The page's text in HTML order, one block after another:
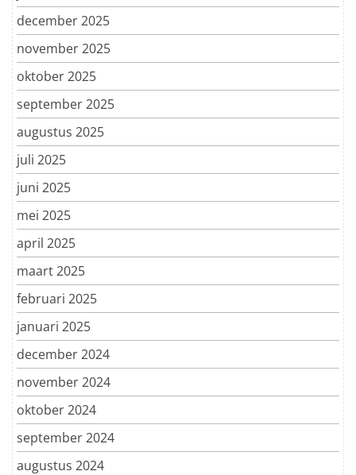
december 2025
november 2025
oktober 2025
september 2025
augustus 2025
juli 2025
juni 2025
mei 2025
april 2025
maart 2025
februari 2025
januari 2025
december 2024
november 2024
oktober 2024
september 2024
augustus 2024